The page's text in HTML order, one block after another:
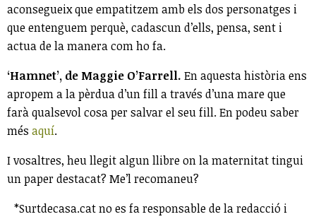
aconsegueix que empatitzem amb els dos personatges i
que entenguem perquè, cadascun d’ells, pensa, sent i
actua de la manera com ho fa.
‘Hamnet’, de Maggie O’Farrell. En aquesta història ens
apropem a la pèrdua d’un fill a través d’una mare que
farà qualsevol cosa per salvar el seu fill. En podeu saber
més aquí.
I vosaltres, heu llegit algun llibre on la maternitat tingui
un paper destacat? Me’l recomaneu?
*Surtdecasa.cat no es fa responsable de la redacció i